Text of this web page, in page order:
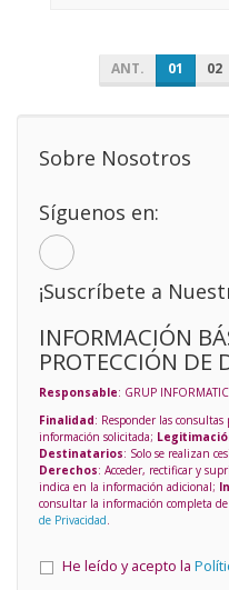
ANT. 01 02
Sobre Nosotros
Síguenos en:
¡Suscríbete a
INFORMACIÓN
PROTECCIÓN DE
Responsable: GRUP
Finalidad: Responder las
información solicitada;
Destinatarios: Solo se realizan
Derechos: Acceder, rectificar y
indica en la información adicional;
consultar la información completa
de Privacidad.
He leído y acepto la